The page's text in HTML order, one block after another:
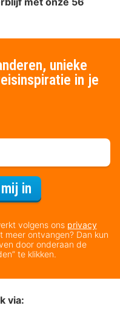
unieke
in je
in
volgens ons privacy
meer ontvangen? Dan kun
door onderaan de
te klikken.
via: